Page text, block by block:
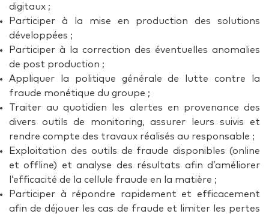
digitaux ;
Participer à la mise en production des solutions
développées ;
Participer à la correction des éventuelles anomalies
de post production ;
Appliquer la politique générale de lutte contre la
fraude monétique du groupe ;
Traiter au quotidien les alertes en provenance des
divers outils de monitoring, assurer leurs suivis et
rendre compte des travaux réalisés au responsable ;
Exploitation des outils de fraude disponibles (online
et offline) et analyse des résultats afin d’améliorer
l’efficacité de la cellule fraude en la matière ;
Participer à répondre rapidement et efficacement
afin de déjouer les cas de fraude et limiter les pertes